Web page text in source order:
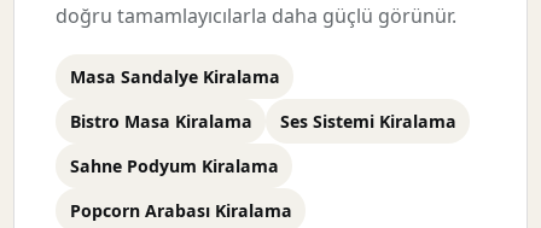
doğru tamamlayıcılarla daha güçlü görünür.
Masa Sandalye Kiralama
Bistro Masa Kiralama
Ses Sistemi Kiralama
Sahne Podyum Kiralama
Popcorn Arabası Kiralama